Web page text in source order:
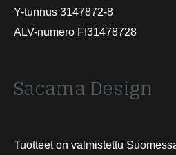
Y-tunnus 3147872-8
ALV-numero FI31478728
Sacama Design
Tuotteet on valmistettu